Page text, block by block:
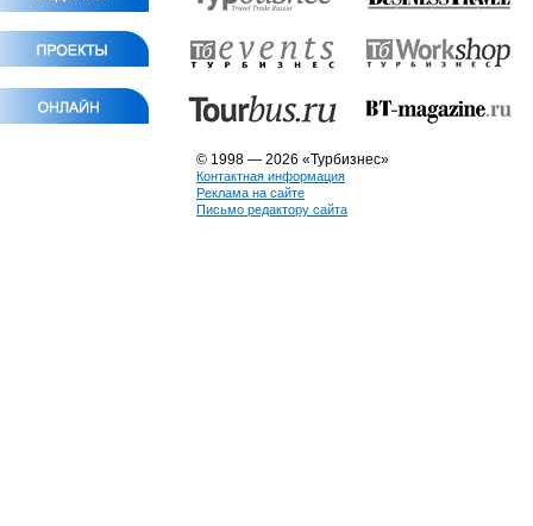
© 1998 — 2026 «Турбизнес»
Контактная информация
Реклама на сайте
Письмо редактору сайта